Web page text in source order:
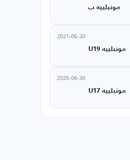
مونبلييه ب
2021-06-30
مونبلييه U19
2020-06-30
مونبلييه U17